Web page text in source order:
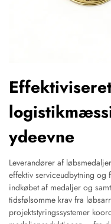
ydeevne
Leverandører af
effektiv serviceudbytning og
indkøbet af medaljer og
tidsfølsomme krav fra
projektstyringssystemer